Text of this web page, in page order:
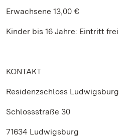
Erwachsene 13,00 €
Kinder bis 16 Jahre: Eintritt frei
KONTAKT
Residenzschloss Ludwigsburg
Schlossstraße 30
71634 Ludwigsburg